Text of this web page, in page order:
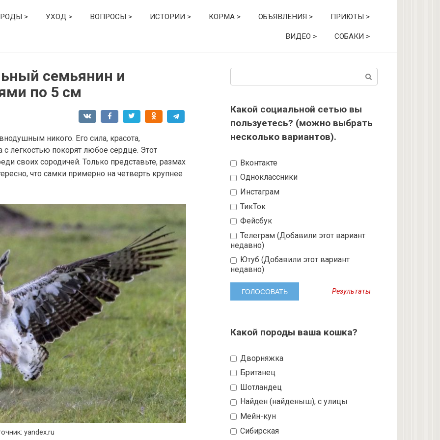
> УХОД > ВОПРОСЫ > ИСТОРИИ > КОРМА > ОБЪЯВЛЕНИЯ > ПРИЮТЫ >
ВИДЕО > СОБАКИ >
семьянин и
по 5 см
никого. Его сила, красота,
с легкостью покорят любое сердце. Этот
своих сородичей. Только представьте, размах
что самки примерно на четверть крупнее
yandex.ru
Какой социальной сетью вы
пользуетесь? (можно выбрать
несколько вариантов).
Вконтакте
Одноклассники
Инстаграм
ТикТок
Фейсбук
Телеграм (Добавили этот вариант
недавно)
Ютуб (Добавили этот вариант
недавно)
Результаты
Какой породы ваша кошка?
Дворняжка
Британец
Шотландец
Найден (найденыш), с улицы
Мейн-кун
Сибирская